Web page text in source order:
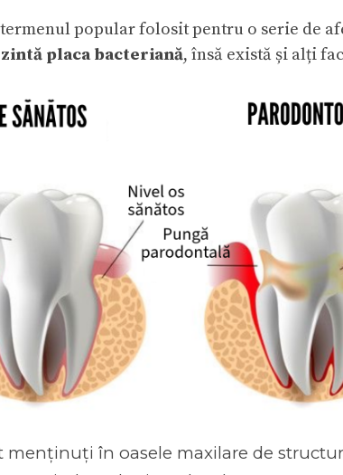
termenul popular folosit pentru o serie de
placa bacteriană, însă există și alți
în oasele maxilare de